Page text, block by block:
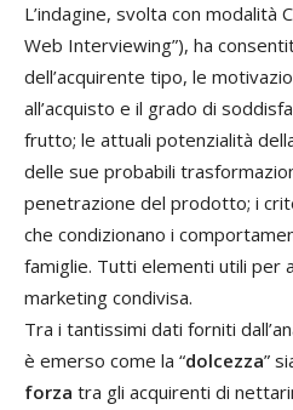
L’indagine, svolta con modalità
Web Interviewing”), ha
dell’acquirente tipo, le
all’acquisto e il grado di
frutto; le attuali potenzialità
delle sue probabili
penetrazione del prodotto; i
che condizionano i
famiglie. Tutti elementi utili per
marketing condivisa.
Tra i tantissimi dati forniti
è emerso come la “dolcezza”
forza tra gli acquirenti di